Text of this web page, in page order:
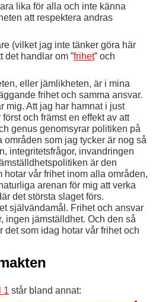
lika för alla och inte känna
att respektera andras
(vilket jag inte tänker göra här
det handlar om ”frihet” och
eller jämlikheten, är i mina
frihet och samma ansvar.
mig. Att jag har hamnat i just
och främst en effekt av att
genus genomsyrar politiken på
som jag tycker är nog så
integritetsfrågor, invandringen
är den
hotar vår frihet inom alla områden,
arenan för mig att verka
det största slaget förs.
självändamål. Frihet och ansvar
ingen jämställdhet. Och den så
det som idag hotar vår frihet och
1 står bland annat: